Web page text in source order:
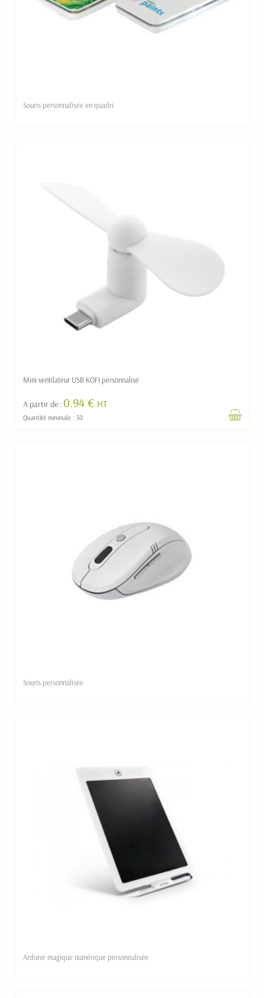
Souris personnalisée en quadri
Mini ventilateur USB KOFI personnalisé
A partir de : 0.94 € HT
Quantité minimale : 50
Souris personnalisée
Ardoise magique numérique personnalisée